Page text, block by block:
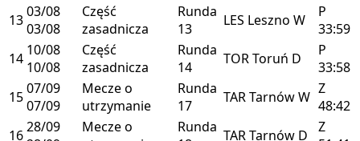
1303/08
03/08
Część
zasadnicza
Runda
13
LES Leszno W
P
33:59
14 10/08
10/08
Część
zasadnicza
Runda
14
TORToruń D
P
33:58
1507/09
07/09
Mecze o
utrzymanie
Runda
17
TARTarnówW Z
48:42
1628/09
Mecze o
Runda TARTarnów D
Z